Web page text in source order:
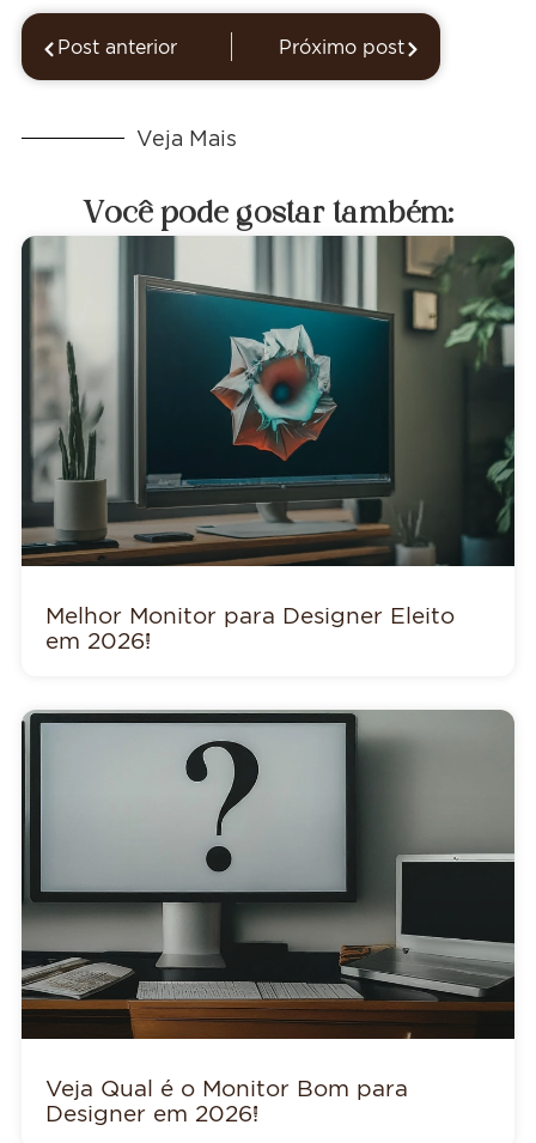
Post anterior Próximo post
Veja Mais
Você pode gostar também:
Melhor Monitor para Designer Eleito
em 2026!
Veja Qual é o Monitor Bom para
Designer em 2026!